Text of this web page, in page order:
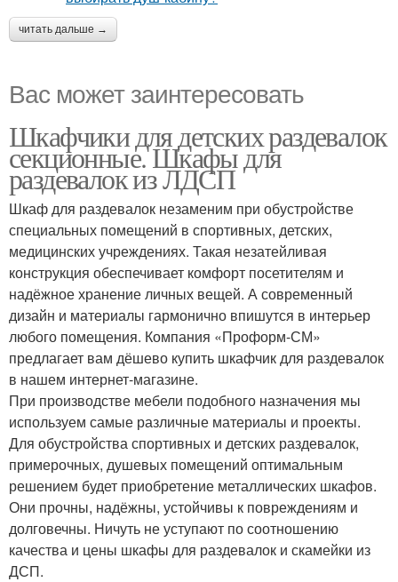
читать дальше →
Вас может заинтересовать
Шкафчики для детских раздевалок
секционные. Шкафы для
раздевалок из ЛДСП
Шкаф для раздевалок незаменим при обустройстве
специальных помещений в спортивных, детских,
медицинских учреждениях. Такая незатейливая
конструкция обеспечивает комфорт посетителям и
надёжное хранение личных вещей. А современный
дизайн и материалы гармонично впишутся в интерьер
любого помещения. Компания «Проформ-СМ»
предлагает вам дёшево купить шкафчик для раздевалок
в нашем интернет-магазине.
При производстве мебели подобного назначения мы
используем самые различные материалы и проекты.
Для обустройства спортивных и детских раздевалок,
примерочных, душевых помещений оптимальным
решением будет приобретение металлических шкафов.
Они прочны, надёжны, устойчивы к повреждениям и
долговечны. Ничуть не уступают по соотношению
качества и цены шкафы для раздевалок и скамейки из
ДСП.